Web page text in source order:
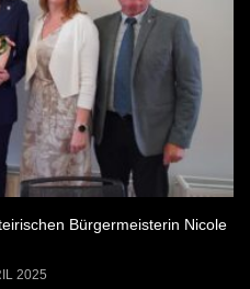
Bürgermeisterin Nicole
2025